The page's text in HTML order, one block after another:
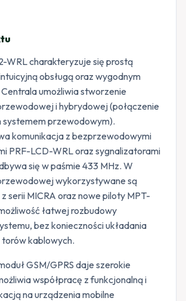
WRL charakteryzuje się prostą
obsługą oraz wygodnym
umożliwia stworzenie
i hybrydowej (połączenie
systemem przewodowym).
komunikacja z bezprzewodowymi
PRF-LCD-WRL oraz sygnalizatorami
się w paśmie 433 MHz. W
wykorzystywane są
serii MICRA oraz nowe piloty MPT-
łatwej rozbudowy
bez konieczności układania
kablowych.
GSM/GPRS daje szerokie
współpracę z funkcjonalną i
na urządzenia mobilne